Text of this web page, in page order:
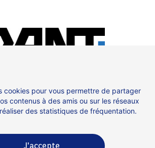
cookies pour vous permettre de partager
contenus à des amis ou sur les réseaux
des statistiques de fréquentation.
J'accepte